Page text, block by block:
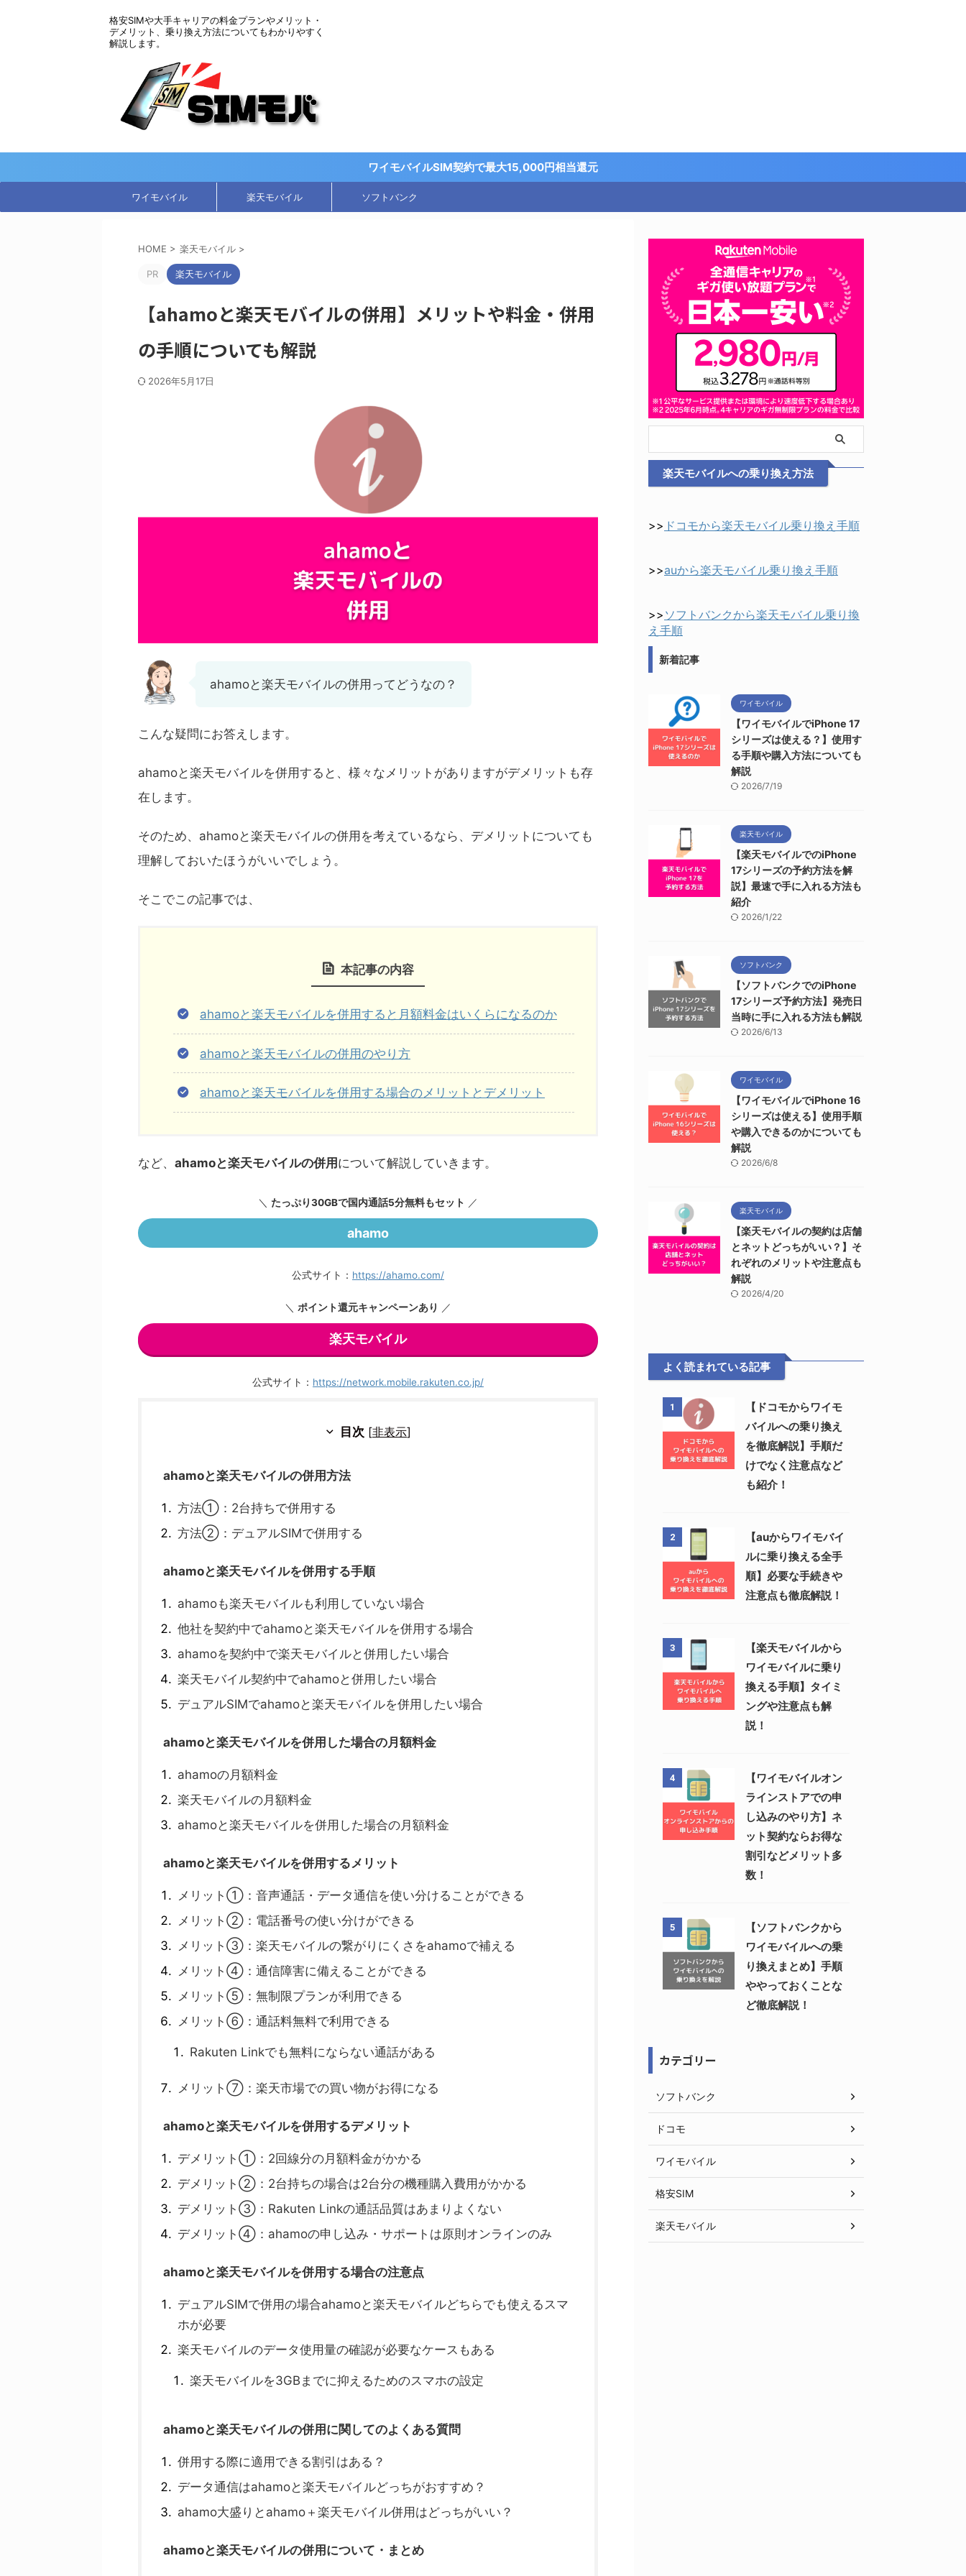
格安SIMや大手キャリアの料金プランやメリット・
デメリット、乗り換え方法についてもわかりやすく
解説します。
ワイモバイルSIM契約で最大15,000円相当還元
ワイモバイル 楽天モバイル ソフトバンク
HOME > 楽天モバイル >
PR 楽天モバイル
【ahamoと楽天モバイルの併用】メリットや料金・併用
の手順についても解説
2026年5月17日
ahamoと楽天モバイルの併用ってどうなの？
こんな疑問にお答えします。
ahamoと楽天モバイルを併用すると、様々なメリットがありますがデメリットも存
在します。
そのため、ahamoと楽天モバイルの併用を考えているなら、デメリットについても
理解しておいたほうがいいでしょう。
そこでこの記事では、
本記事の内容
ahamoと楽天モバイルを併用すると月額料金はいくらになるのか
ahamoと楽天モバイルの併用のやり方
ahamoと楽天モバイルを併用する場合のメリットとデメリット
など、 ahamoと楽天モバイルの併用について解説していきます。
＼ たっぷり30GBで国内通話5分無料もセット ／
ahamo
公式サイト： https://ahamo.com/
＼ ポイント還元キャンペーンあり ／
楽天モバイル
公式サイト： https://network.mobile.rakuten.co.jp/
目次 [非表示]
ahamoと楽天モバイルの併用方法
方法①：2台持ちで併用する
方法②：デュアルSIMで併用する
ahamoと楽天モバイルを併用する手順
ahamoも楽天モバイルも利用していない場合
他社を契約中でahamoと楽天モバイルを併用する場合
ahamoを契約中で楽天モバイルと併用したい場合
楽天モバイル契約中でahamoと併用したい場合
デュアルSIMでahamoと楽天モバイルを併用したい場合
ahamoと楽天モバイルを併用した場合の月額料金
ahamoの月額料金
楽天モバイルの月額料金
ahamoと楽天モバイルを併用した場合の月額料金
ahamoと楽天モバイルを併用するメリット
メリット①：音声通話・データ通信を使い分けることができる
メリット②：電話番号の使い分けができる
メリット③：楽天モバイルの繋がりにくさをahamoで補える
メリット④：通信障害に備えることができる
メリット⑤：無制限プランが利用できる
メリット⑥：通話料無料で利用できる
Rakuten Linkでも無料にならない通話がある
メリット⑦：楽天市場での買い物がお得になる
ahamoと楽天モバイルを併用するデメリット
デメリット①：2回線分の月額料金がかかる
デメリット②：2台持ちの場合は2台分の機種購入費用がかかる
デメリット③：Rakuten Linkの通話品質はあまりよくない
デメリット④：ahamoの申し込み・サポートは原則オンラインのみ
ahamoと楽天モバイルを併用する場合の注意点
デュアルSIMで併用の場合ahamoと楽天モバイルどちらでも使えるスマ
ホが必要
楽天モバイルのデータ使用量の確認が必要なケースもある
楽天モバイルを3GBまでに抑えるためのスマホの設定
ahamoと楽天モバイルの併用に関してのよくある質問
併用する際に適用できる割引はある？
データ通信はahamoと楽天モバイルどっちがおすすめ？
ahamo大盛りとahamo＋楽天モバイル併用はどっちがいい？
ahamoと楽天モバイルの併用について・まとめ
楽天モバイルへの乗り換え方法
>> ドコモから楽天モバイル乗り換え手順
>>auから楽天モバイル乗り換え手順
>> ソフトバンクから楽天モバイル乗り換
え手順
新着記事
ワイモバイル
【ワイモバイルでiPhone 17
シリーズは使える？】使用す
る手順や購入方法についても
解説
2026/7/19
楽天モバイル
【楽天モバイルでのiPhone
17シリーズの予約方法を解
説】最速で手に入れる方法も
紹介
2026/1/22
ソフトバンク
【ソフトバンクでのiPhone
17シリーズ予約方法】発売日
当時に手に入れる方法も解説
2026/6/13
ワイモバイル
【ワイモバイルでiPhone 16
シリーズは使える】使用手順
や購入できるのかについても
解説
2026/6/8
楽天モバイル
【楽天モバイルの契約は店舗
とネットどっちがいい？】そ
れぞれのメリットや注意点も
解説
2026/4/20
よく読まれている記事
1
【ドコモからワイモ
バイルへの乗り換え
を徹底解説】手順だ
けでなく注意点など
も紹介！
2
【auからワイモバイ
ルに乗り換える全手
順】必要な手続きや
注意点も徹底解説！
3
【楽天モバイルから
ワイモバイルに乗り
換える手順】タイミ
ングや注意点も解
説！
4
【ワイモバイルオン
ラインストアでの申
し込みのやり方】ネ
ット契約ならお得な
割引などメリット多
数！
5
【ソフトバンクから
ワイモバイルへの乗
り換えまとめ】手順
ややっておくことな
ど徹底解説！
カテゴリー
ソフトバンク
ドコモ
ワイモバイル
格安SIM
楽天モバイル